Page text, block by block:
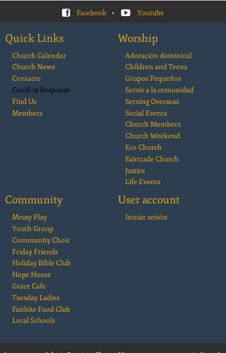
Facebook • Youtube
Quick Links
Church Calendar
Church News
Contacto
Covid-19 Response
Find Us
Members
Worship
Adoración dominical
Children and Teens
Grupos Pequeños
Servir a la comunidad
Serving Overseas
Social Events
Church Members
Church Weekend
Eco Church
Fairtrade Church
Justice
Life Events
Community
Messy Play
Youth Group
Community Choir
Friday Friends
Holiday Bible Club
Hope House
Grace Cafe
Tuesday Ladies
Fairbite Food Club
Local Schools
User account
Iniciar sesión